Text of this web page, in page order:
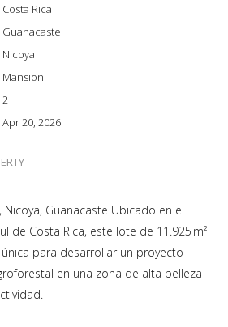
Costa Rica
Guanacaste
Nicoya
Mansion
2
Apr 20, 2026
Guanacaste Ubicado en el
de Costa Rica, este lote de 11.925 m²
para desarrollar un proyecto
en una zona de alta belleza